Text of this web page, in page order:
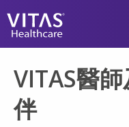
安寧療
VITAS醫
伴